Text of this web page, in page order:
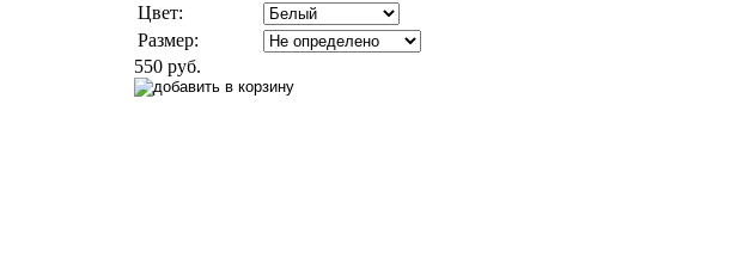
Цвет:
Размер:
550 руб.